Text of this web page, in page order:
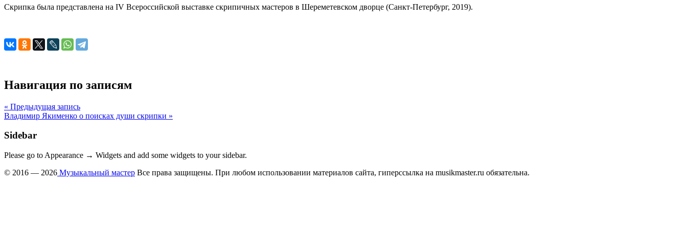
Скрипка была представлена на IV Всероссийской выставке скрипичных мастеров в Шереметевском дворце (Санкт-Петербург, 2019).
Навигация по записям
« Предыдущая запись
Владимир Якименко о поисках души скрипки »
Sidebar
Please go to Appearance → Widgets and add some widgets to your sidebar.
© 2016 — 2026 Музыкальный мастер Все права защищены. При любом использовании материалов сайта, гиперссылка на musikmaster.ru обязательна.